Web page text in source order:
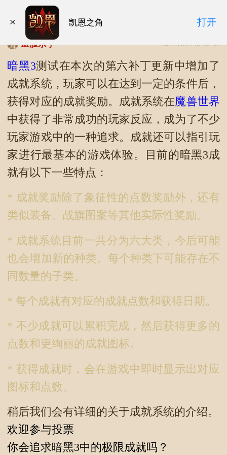
凯恩之角 打开
暗黑3测试成就系统介绍及截图展示
血脸杀手 2011/11/21 07:50:35
暗黑3测试在本次的第六补丁更新中增加了
成就系统，玩家可以在达到一定的条件后，
获得对应的成就奖励。成就系统在魔兽世界
中获得了非常成功的玩家反应，成为了不少
玩家游戏中的一种追求。成就还可以指引玩
家进行最基本的游戏体验。目前的暗黑3成
就有以下一些特点：
* 成就奖励除了象征性的点数奖励外，还有
类似装备、战旗图案等其他实际性奖励。
* 成就系统目前一共分为六大类，今后可能
也会增加新的种类。每个种类下可能存在不
同数量的子类。
* 每个成就有对应的成就点数和获得日期。
* 不少成就可以累积完成，然后获得更多的
点数和更绚丽的成就图标。
* 获得成就时，会在游戏中即时显示出对应
图标和点数。
稍后我们会有详细的关于成就系统的介绍。
欢迎参与投票
你会追求暗黑3中的极限成就吗？